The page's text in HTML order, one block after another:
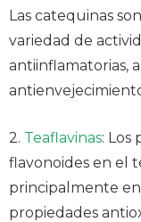
Las catequinas
variedad de
antiinflamatorias,
2. Teaflavinas: Los
flavonoides en el
principalmente
propiedades